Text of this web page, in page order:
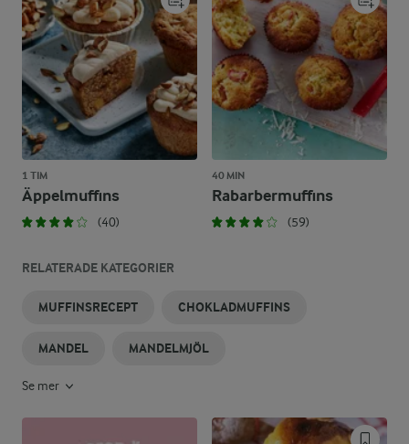
1 TIM
Äppelmuffins
(40)
40 MIN
Rabarbermuffins
(59)
RELATERADE KATEGORIER
MUFFINSRECEPT CHOKLADMUFFINS
MANDEL MANDELMJÖL
Se mer